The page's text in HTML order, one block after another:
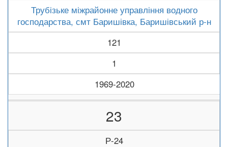
Трубізьке міжрайонне управління водного
господарства, смт Баришівка, Баришівський р-н
121
1
1969-2020
23
Р-24